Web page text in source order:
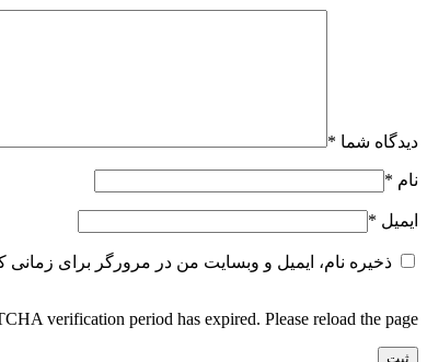
دیدگاه شما *
نام *
ایمیل *
ذخیره نام، ایمیل و وبسایت من در مرورگر برای زمانی
verification period has expired. Please reload the page.